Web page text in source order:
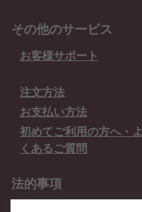
その他のサービス
お客様サポート
注文方法
お支払い方法
初めてご利用の方へ・よ
くあるご質問
法的事項